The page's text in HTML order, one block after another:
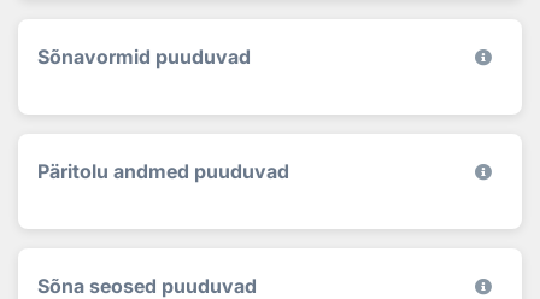
Sõnavormid puuduvad
Päritolu andmed puuduvad
Sõna seosed puuduvad